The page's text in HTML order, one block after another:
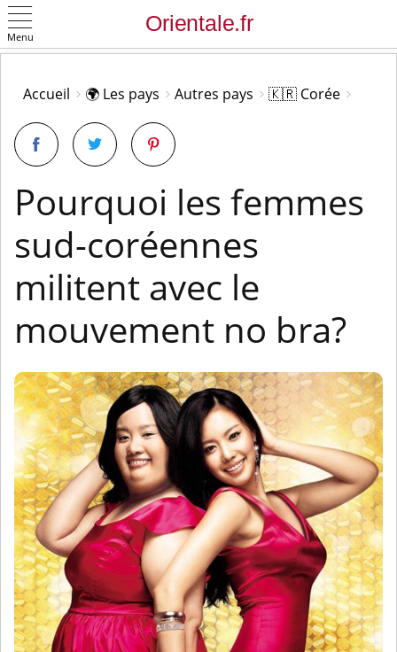
Menu
Accueil 🌍 Les pays Autres pays 🇰🇷 Corée
Pourquoi les femmes
sud-coréennes
militent avec le
mouvement no bra?